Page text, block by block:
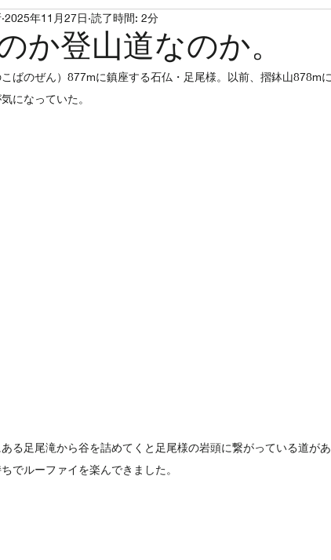
か登山道なのか。
2025年11月27日 読了時間: 2分
ばのぜん）877mに鎮座する石仏・足尾様。以前、摺鉢山878m
になっていた。
る足尾滝から谷を詰めてくと足尾様の岩頭に繋がっている道が
でルーファイを楽んできました。